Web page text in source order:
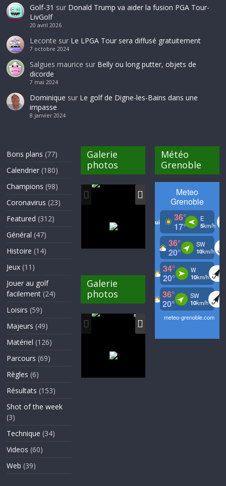
Golf-31 sur Donald Trump va aider la fusion PGA Tour-
LivGolf
20 avril 2026
Leconte sur Le LPGA Tour sera diffusé gratuitement
7 octobre 2024
Salgues maurice sur Belly ou long putter, objets de
dicorde
7 mai 2024
Dominique sur Le golf de Digne-les-Bains dans une
impasse
8 janvier 2024
Bons plans (77)
Calendrier (180)
Champions (98)
Coronavirus (23)
Featured (312)
Général (47)
Histoire (14)
Jeux (11)
Jouer au golf
facilement (24)
Loisirs (59)
Majeurs (49)
Matériel (126)
Parcours (69)
Règles (6)
Résultats (153)
Shot of the week
(3)
Technique (34)
Videos (60)
Web (39)
Galerie
photos
Galerie
photos
Météo
Grenoble